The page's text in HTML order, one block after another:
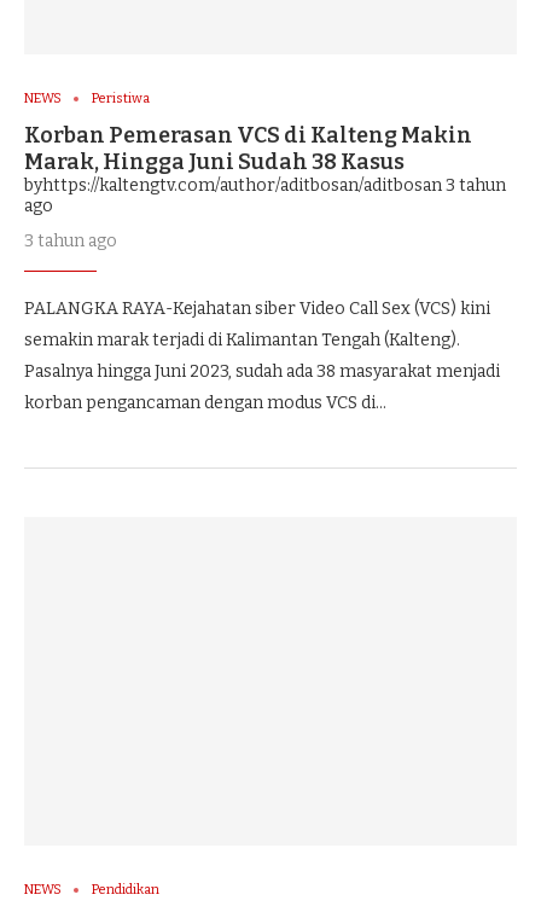
NEWS Peristiwa
Korban Pemerasan VCS di Kalteng Makin
Marak, Hingga Juni Sudah 38 Kasus
byhttps://kaltengtv.com/author/aditbosan/aditbosan3 tahun
ago
3 tahun ago
PALANGKA RAYA-Kejahatan siber Video Call Sex (VCS) kini
semakin marak terjadi di Kalimantan Tengah (Kalteng).
Pasalnya hingga Juni 2023, sudah ada 38 masyarakat menjadi
korban pengancaman dengan modus VCS di…
NEWS Pendidikan